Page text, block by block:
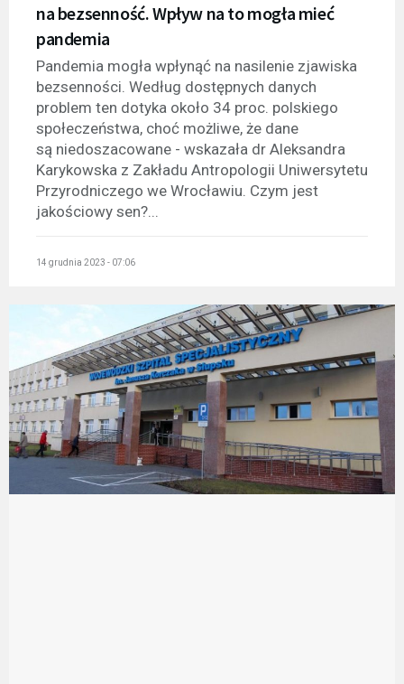
na bezsenność. Wpływ na to mogła mieć
pandemia
Pandemia mogła wpłynąć na nasilenie zjawiska
bezsenności. Według dostępnych danych
problem ten dotyka około 34 proc. polskiego
społeczeństwa, choć możliwe, że dane
są niedoszacowane - wskazała dr Aleksandra
Karykowska z Zakładu Antropologii Uniwersytetu
Przyrodniczego we Wrocławiu. Czym jest
jakościowy sen?...
14 grudnia 2023 - 07:06